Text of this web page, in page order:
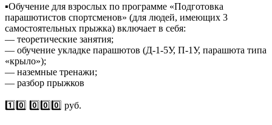
▪️Обучение для взрослых по программе «Подготовка
парашютистов спортсменов» (для людей, имеющих 3
самостоятельных прыжка) включает в себя:
— теоретические занятия;
— обучение укладке парашютов (Д-1-5У, П-1У, парашюта типа
«крыло»);
— наземные тренажи;
— разбор прыжков
1️⃣0️⃣ 0️⃣0️⃣0️⃣ руб.